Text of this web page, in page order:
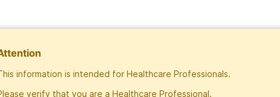
information is intended for Healthcare Professionals.
verify that you are a Healthcare Professional.
Exclusive rights to publish materials